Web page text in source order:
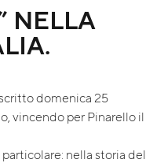
NELLA
domenica 25
vincendo per Pinarello il
nella storia del